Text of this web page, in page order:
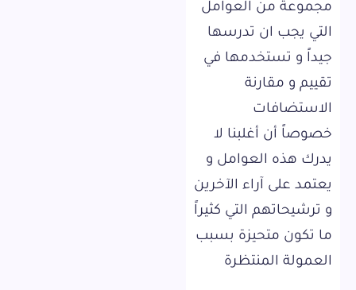
مجموعة من العوامل
التي يجب ان تدرسها
جيداً و تستخدمها في
تقييم و مقارنة
الاستضافات
خصوصاً أن أغلبنا لا
يدرك هذه العوامل و
يعتمد على آراء الآخرين
و ترشيحاتهم التي كثيراً
ما تكون متحيزة بسبب
العمولة المنتظرة